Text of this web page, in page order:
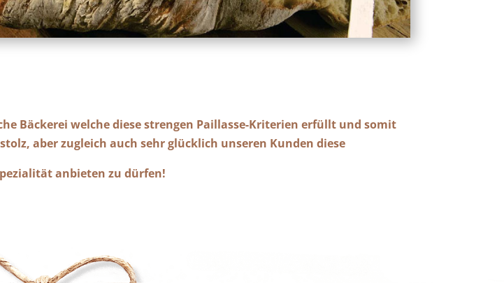
Bäckerei welche diese strengen Paillasse-Kriterien erfüllt und somit
aber zugleich auch sehr glücklich unseren Kunden diese
anbieten zu dürfen!